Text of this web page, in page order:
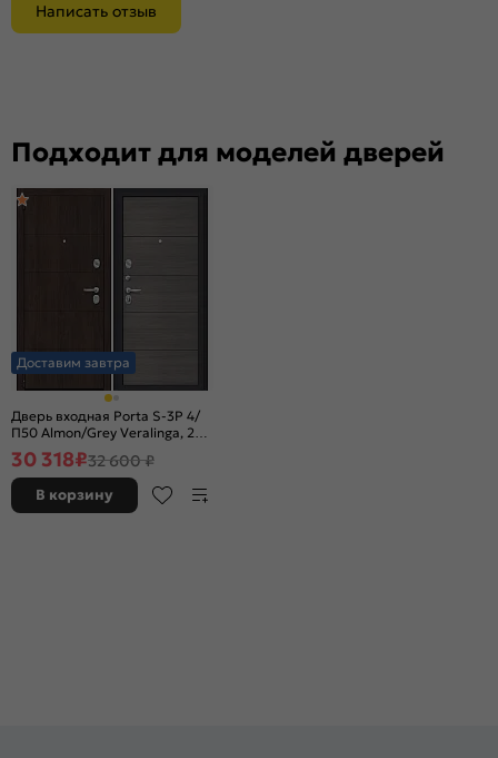
Написать отзыв
Подходит для моделей дверей
Доставим завтра
Дверь входная Porta S-3P 4/
П50 Almon/Grey Veralinga, 2
замка, с ночной задвижкой
30 318₽32 600 ₽
В корзину